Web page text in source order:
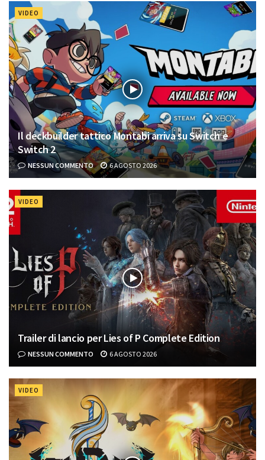
VIDEO
Il deckbuilder tattico Montabi arriva su Switch e
Switch 2
NESSUN COMMENTO 6 AGOSTO 2026
VIDEO
Trailer di lancio per Lies of P Complete Edition
NESSUN COMMENTO 6 AGOSTO 2026
VIDEO